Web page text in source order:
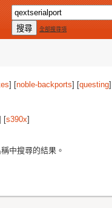
全部搜尋項
] [noble-backports] [questing
[s390x]
中搜尋的結果。